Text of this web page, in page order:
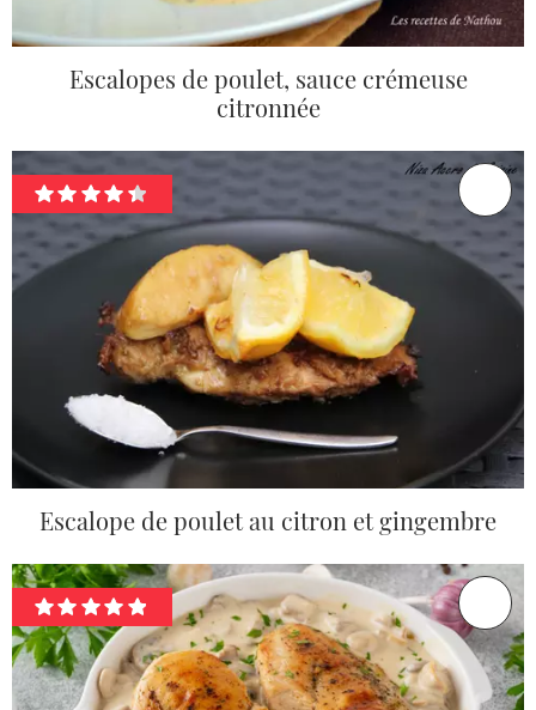
Escalopes de poulet, sauce crémeuse
citronnée
Escalope de poulet au citron et gingembre